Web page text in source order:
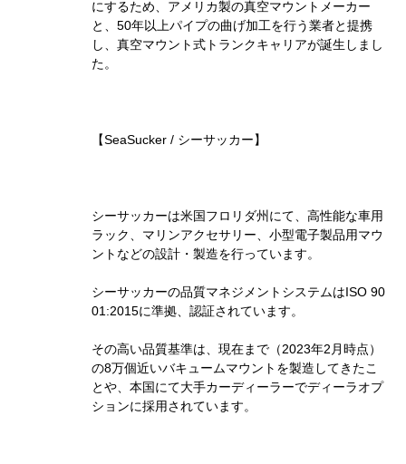
にするため、アメリカ製の真空マウントメーカー
と、50年以上パイプの曲げ加工を行う業者と提携
し、真空マウント式トランクキャリアが誕生しまし
た。
【SeaSucker / シーサッカー】
シーサッカーは米国フロリダ州にて、高性能な車用
ラック、マリンアクセサリー、小型電子製品用マウ
ントなどの設計・製造を行っています。
シーサッカーの品質マネジメントシステムはISO 90
01:2015に準拠、認証されています。
その高い品質基準は、現在まで（2023年2月時点）
の8万個近いバキュームマウントを製造してきたこ
とや、本国にて大手カーディーラーでディーラオプ
ションに採用されています。